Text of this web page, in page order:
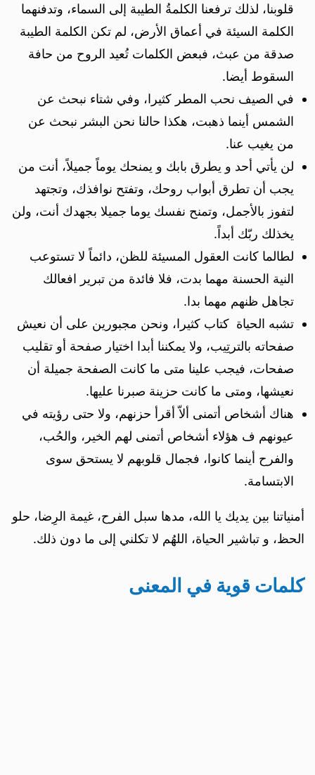
قلوبنا، لذلك ترفعنا الكلمةُ الطيبة إلى السماء، وتدفنهما
الكلمة السيئة في أعماق الأرض، لم تكن الكلمة الطيبة
صدقة من عبث، فبعض الكلمات تُعيد الروح من حافة
السقوط أيضا.
في الصيف نحب المطر كثيرا، وفي شتاء نبحث عن
الشمس أينما ذهبت، هكذا حالنا نحن البشر نبحث عن
من يغيب عنا.
لن يأتي أحد و يطرق بابك و يمنحك يوماً جميلاً، أنت من
يجب أن تطرق أبواب روحك، وتفتح نوافذك، وتجتهد
لتفوز بالأجمل، وتمنح نفسك يوما جميلا بجهدك أنت، ولن
يخذلك ربّك أبداً.
لطالما كانت العقول المسيئة للظن، دائماً لا تستوعب
النية الحسنة مهما بدت، فلا فائدة من تبرير افعالك
تجاهل ظنهم مهما بدا.
تشبه ‏​الحياة كتاب كثيرا، ونحن مجبورين على أن نعيش
صفحاته بالترتِيب، ولا يمكننا أبدا اختيار صفحة أو تقليب
صفحات، فيجب علينا متى ما كانت الصفحة جميلة أن
نعيشها، ومتى ما كانت حزينة صبرنا عليها.
هناك أشخاص أتمنى ألاّ أقرأ حزنهم، ولا حتى رؤيته في
عيونهم ف هؤلاء أشخاص أتمنى لهم الخير، والحُب،
والفرح أينما كانوا، فجمال قلوبهم لا يستحق سوى
الابتسامة.
أمنياتنا بين يديك يا الله، مدها سبل الفرح، غيمة الرِضا، حلو
الحظ، و تباشير الحياة، اللهُم لا تكلني إلى ما دون ذلك.
كلمات قوية في المعنى